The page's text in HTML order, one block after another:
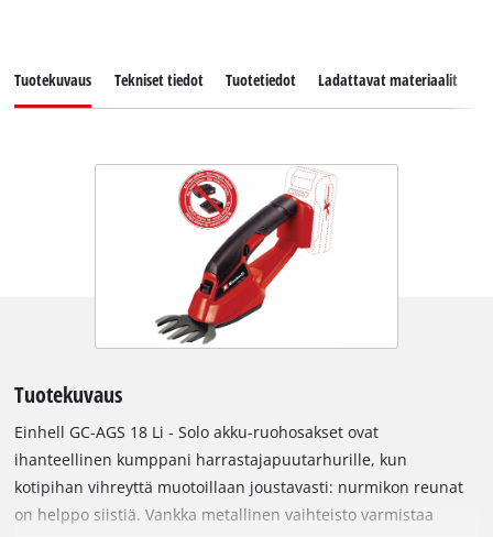
Tuotekuvaus Tekniset tiedot Tuotetiedot Ladattavat materiaalit
Tuotekuvaus
Einhell GC-AGS 18 Li - Solo akku-ruohosakset ovat
ihanteellinen kumppani harrastajapuutarhurille, kun
kotipihan vihreyttä muotoillaan joustavasti: nurmikon reunat
on helppo siistiä. Vankka metallinen vaihteisto varmistaa